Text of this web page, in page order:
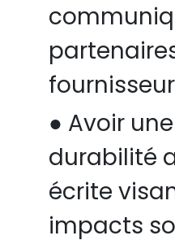
● Avoir
durabilité
écrite
impacts